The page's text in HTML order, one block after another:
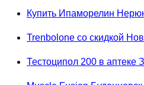
Купить Ипаморелин
Trenbolone со скидкой
Тестоципол 200 в аптеке